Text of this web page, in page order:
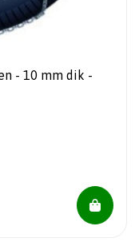
- 10 mm dik -